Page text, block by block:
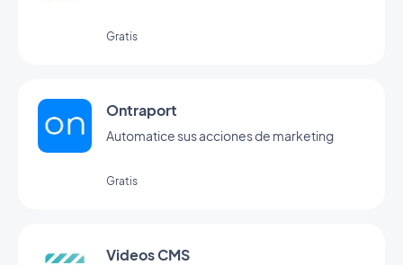
Gratis
Ontraport
Automatice sus acciones de marketing
Gratis
Videos CMS